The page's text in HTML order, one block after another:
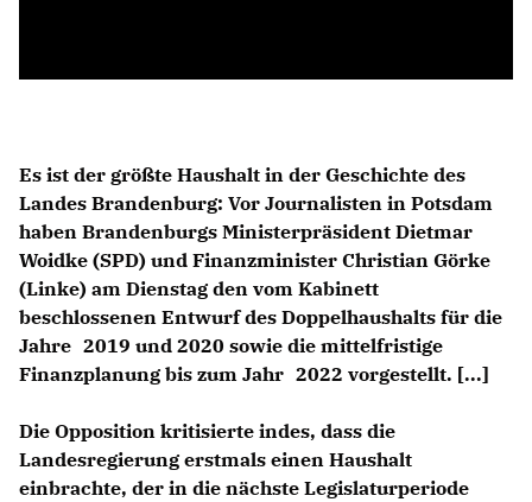
Es ist der größte Haushalt in der Geschichte des
Landes Brandenburg: Vor Journalisten in Potsdam
haben Brandenburgs Ministerpräsident Dietmar
Woidke (SPD) und Finanzminister Christian Görke
(Linke) am Dienstag den vom Kabinett
beschlossenen Entwurf des Doppelhaushalts für die
Jahre 2019 und 2020 sowie die mittelfristige
Finanzplanung bis zum Jahr 2022 vorgestellt. [...]
Die Opposition kritisierte indes, dass die
Landesregierung erstmals einen Haushalt
einbrachte, der in die nächste Legislaturperiode